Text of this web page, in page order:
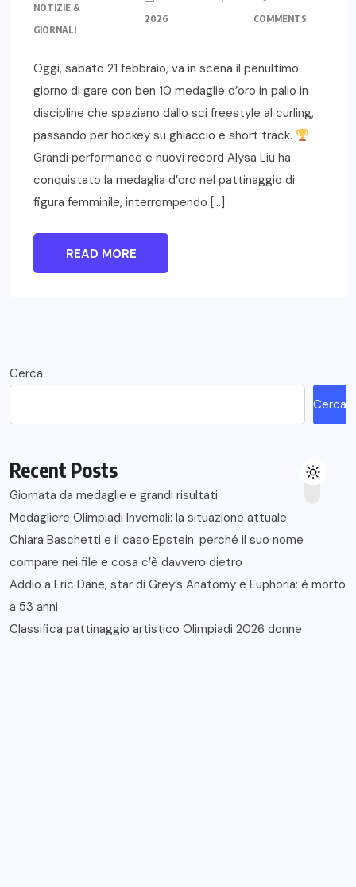
NOTIZIE &
GIORNALI
2026
COMMENTS
Oggi, sabato 21 febbraio, va in scena il penultimo
giorno di gare con ben 10 medaglie d’oro in palio in
discipline che spaziano dallo sci freestyle al curling,
passando per hockey su ghiaccio e short track.
Grandi performance e nuovi record Alysa Liu ha
conquistato la medaglia d’oro nel pattinaggio di
figura femminile, interrompendo […]
READ MORE
Cerca
Cerca
Recent Posts
Giornata da medaglie e grandi risultati
Medagliere Olimpiadi Invernali: la situazione attuale
Chiara Baschetti e il caso Epstein: perché il suo nome
compare nei file e cosa c’è davvero dietro
Addio a Eric Dane, star di Grey’s Anatomy e Euphoria: è morto
a 53 anni
Classifica pattinaggio artistico Olimpiadi 2026 donne